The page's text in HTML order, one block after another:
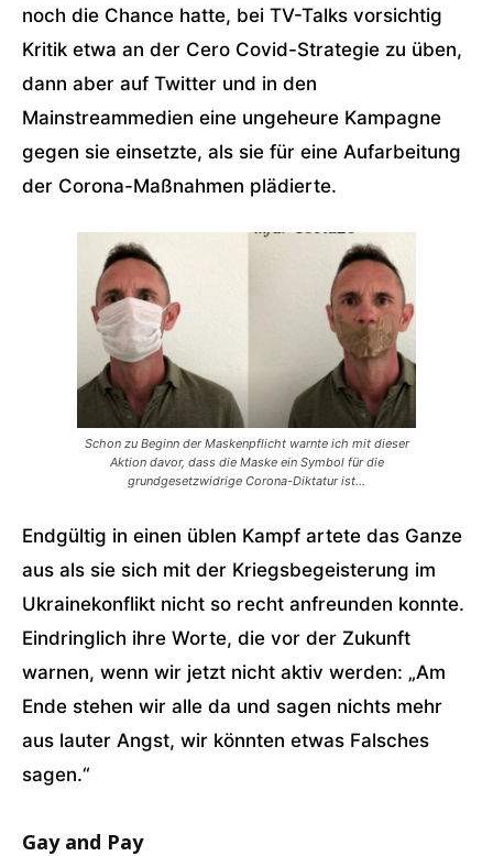
noch die Chance hatte, bei TV-Talks vorsichtig
Kritik etwa an der Cero Covid-Strategie zu üben,
dann aber auf Twitter und in den
Mainstreammedien eine ungeheure Kampagne
gegen sie einsetzte, als sie für eine Aufarbeitung
der Corona-Maßnahmen plädierte.
Schon zu Beginn der Maskenpflicht warnte ich mit dieser
Aktion davor, dass die Maske ein Symbol für die
grundgesetzwidrige Corona-Diktatur ist…
Endgültig in einen üblen Kampf artete das Ganze
aus als sie sich mit der Kriegsbegeisterung im
Ukrainekonflikt nicht so recht anfreunden konnte.
Eindringlich ihre Worte, die vor der Zukunft
warnen, wenn wir jetzt nicht aktiv werden: „Am
Ende stehen wir alle da und sagen nichts mehr
aus lauter Angst, wir könnten etwas Falsches
sagen.“
Gay and Pay